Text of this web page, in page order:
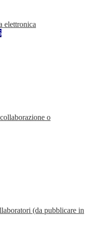
elettronica
o
(da pubblicare in